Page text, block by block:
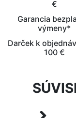
€
Garancia
výmeny*
Darček k
100 €